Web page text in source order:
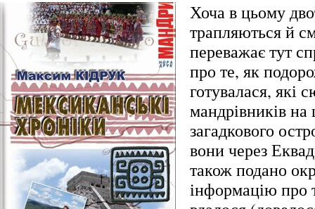
Хоча в цьому
трапляються й
переважає тут
про те, як
готувалася, які
мандрівників
загадкового
вони через
також подано
інформацію про